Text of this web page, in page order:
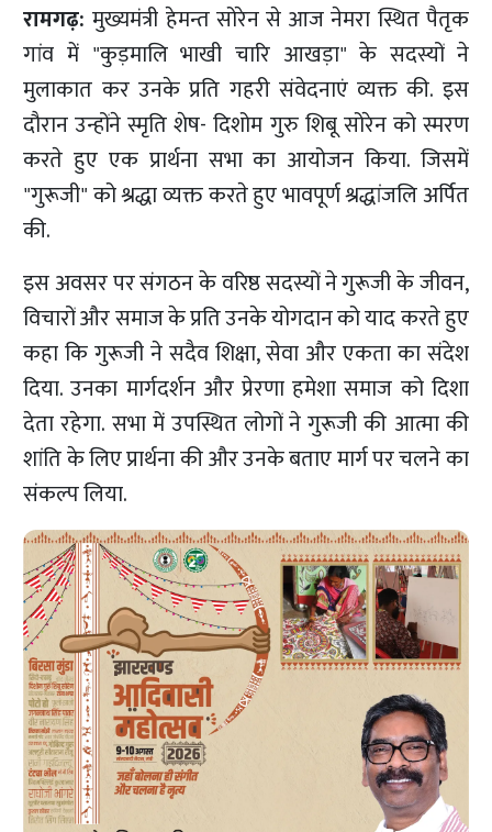
रामगढ़:मुख्यमंत्री हेमन्त सोरेन से आज नेमरा स्थित पैतृक
गांव में "कुड़मालि भाखी चारि आखड़ा" के सदस्यों ने
मुलाकात कर उनके प्रति गहरी संवेदनाएं व्यक्त की. इस
दौरान उन्होंने स्मृति शेष- दिशोम गुरु शिबू सोरेन को स्मरण
करते हुए एक प्रार्थना सभा का आयोजन किया. जिसमें
"गुरूजी" को श्रद्धा व्यक्त करते हुए भावपूर्ण श्रद्धांजलि अर्पित
की.
इस अवसर पर संगठन के वरिष्ठ सदस्यों ने गुरूजी के जीवन,
विचारों और समाज के प्रति उनके योगदान को याद करते हुए
कहा कि गुरूजी ने सदैव शिक्षा, सेवा और एकता का संदेश
दिया. उनका मार्गदर्शन और प्रेरणा हमेशा समाज को दिशा
देता रहेगा. सभा में उपस्थित लोगों ने गुरूजी की आत्मा की
शांति के लिए प्रार्थना की और उनके बताए मार्ग पर चलने का
संकल्प लिया.